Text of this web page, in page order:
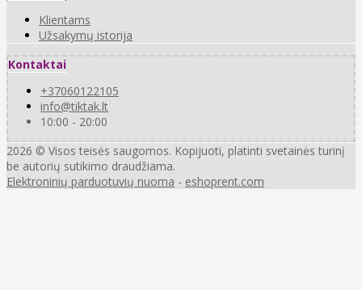
Klientams
Užsakymų istorija
Kontaktai
+37060122105
info@tiktak.lt
10:00 - 20:00
2026 © Visos teisės saugomos. Kopijuoti, platinti svetainės turinį
be autorių sutikimo draudžiama.
Elektroninių parduotuvių nuoma - eshoprent.com